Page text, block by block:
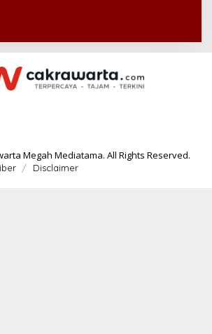
Megah Mediatama. All Rights Reserved.
Disclaimer